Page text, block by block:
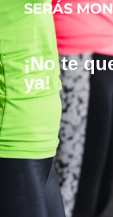
SERÁS
¡No te
ya!